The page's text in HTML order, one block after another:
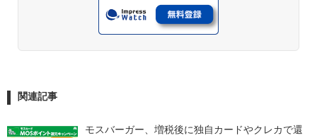
関連記事
モスバーガー、増税後に独自カードやクレカで還